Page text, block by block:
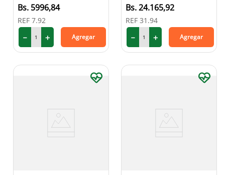
5996,84
REF 7.92
＋
－ Agregar
24.165,92
REF 31.94
＋
－ Agregar